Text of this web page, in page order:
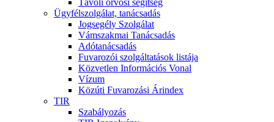
Távoli orvosi segítség
Ügyfélszolgálat, tanácsadás
Jogsegély Szolgálat
Vámszakmai Tanácsadás
Adótanácsadás
Fuvarozói szolgáltatások listája
Közvetlen Információs Vonal
Vízum
Közúti Fuvarozási Árindex
TIR
Szabályozás